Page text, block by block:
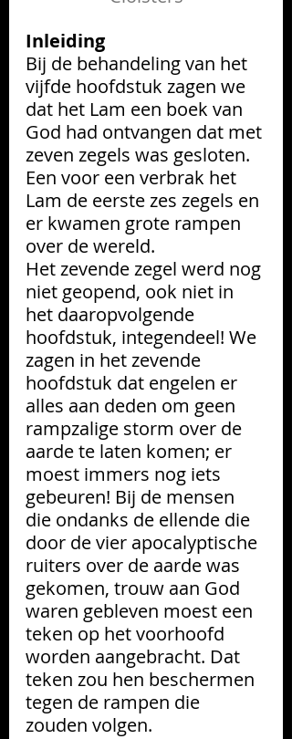
Inleiding
Bij de behandeling van het
vijfde hoofdstuk zagen we
dat het Lam een boek van
God had ontvangen dat met
zeven zegels was gesloten.
Een voor een verbrak het
Lam de eerste zes zegels en
er kwamen grote rampen
over de wereld.
Het zevende zegel werd nog
niet geopend, ook niet in
het daaropvolgende
hoofdstuk, integendeel! We
zagen in het zevende
hoofdstuk dat engelen er
alles aan deden om geen
rampzalige storm over de
aarde te laten komen; er
moest immers nog iets
gebeuren! Bij de mensen
die ondanks de ellende die
door de vier apocalyptische
ruiters over de aarde was
gekomen, trouw aan God
waren gebleven moest een
teken op het voorhoofd
worden aangebracht. Dat
teken zou hen beschermen
tegen de rampen die
zouden volgen.